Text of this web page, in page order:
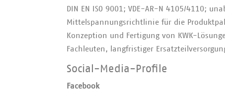
DIN EN ISO 9001; VDE-AR-N 4105/4110;
Mittelspannungsrichtlinie für die
Konzeption und Fertigung von KWK-
Fachleuten, langfristiger
Social-Media-Profile
Facebook